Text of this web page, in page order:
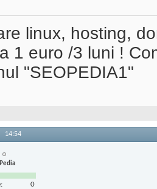
linux, hosting,
1 euro /3 luni !
"SEOPEDIA1"
14:54
0